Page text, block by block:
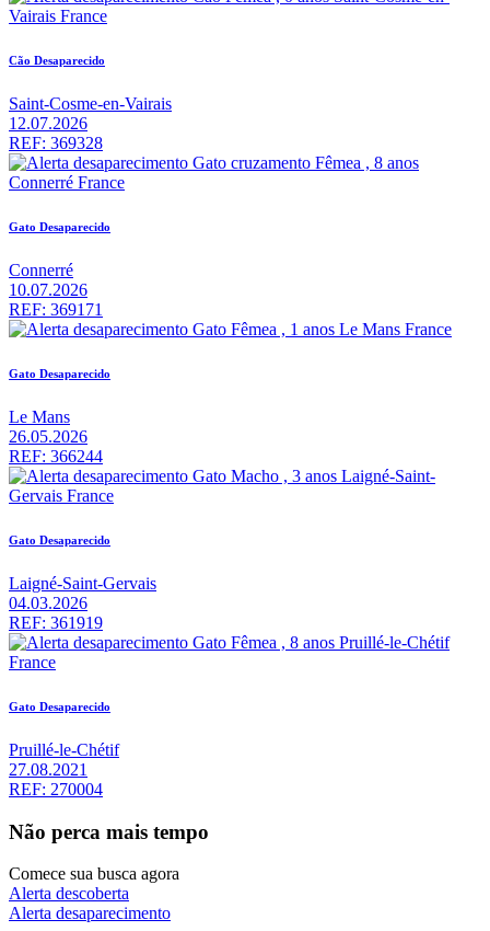
Cão Desaparecido
Saint-Cosme-en-Vairais
12.07.2026
REF: 369328
Gato Desaparecido
Connerré
10.07.2026
REF: 369171
Gato Desaparecido
Le Mans
26.05.2026
REF: 366244
Gato Desaparecido
Laigné-Saint-Gervais
04.03.2026
REF: 361919
Gato Desaparecido
Pruillé-le-Chétif
27.08.2021
REF: 270004
Não perca mais tempo
Comece sua busca agora
Alerta descoberta
Alerta desaparecimento